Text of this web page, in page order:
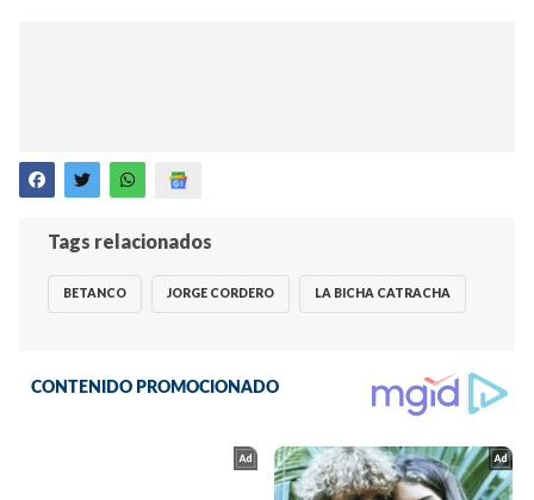
Tags relacionados
BETANCO JORGE CORDERO LA BICHA CATRACHA